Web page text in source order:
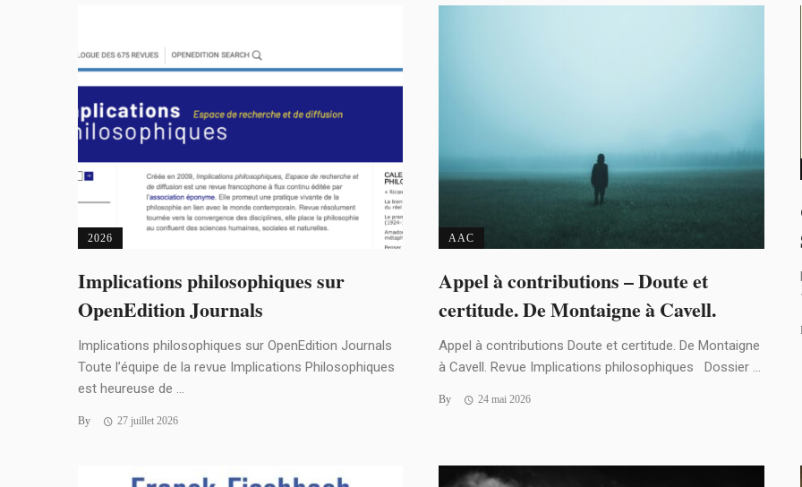
2026
Implications philosophiques sur
OpenEdition Journals
Implications philosophiques sur OpenEdition Journals
Toute l’équipe de la revue Implications Philosophiques
est heureuse de ...
By 27 juillet 2026
AAC
Appel à contributions – Doute et
certitude. De Montaigne à Cavell.
Appel à contributions Doute et certitude. De Montaigne
à Cavell. Revue Implications philosophiques Dossier ...
By 24 mai 2026